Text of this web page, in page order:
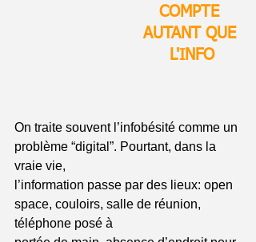
COMPTE
AUTANT QUE
L'INFO
On traite souvent l’infobésité comme un
problème “digital”. Pourtant, dans la
vraie vie,
l’information passe par des lieux: open
space, couloirs, salle de réunion,
téléphone posé à